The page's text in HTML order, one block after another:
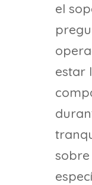
el
estar
sobre